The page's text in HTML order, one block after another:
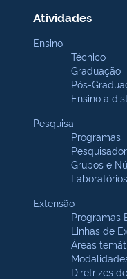
Atividades
Ensino
Técnico
Graduação
Pós-
Ensino a
Pesquisa
Programas
Grupos e
Laboratórios
Extensão
Programas
Linhas de
Áreas
Diretrizes